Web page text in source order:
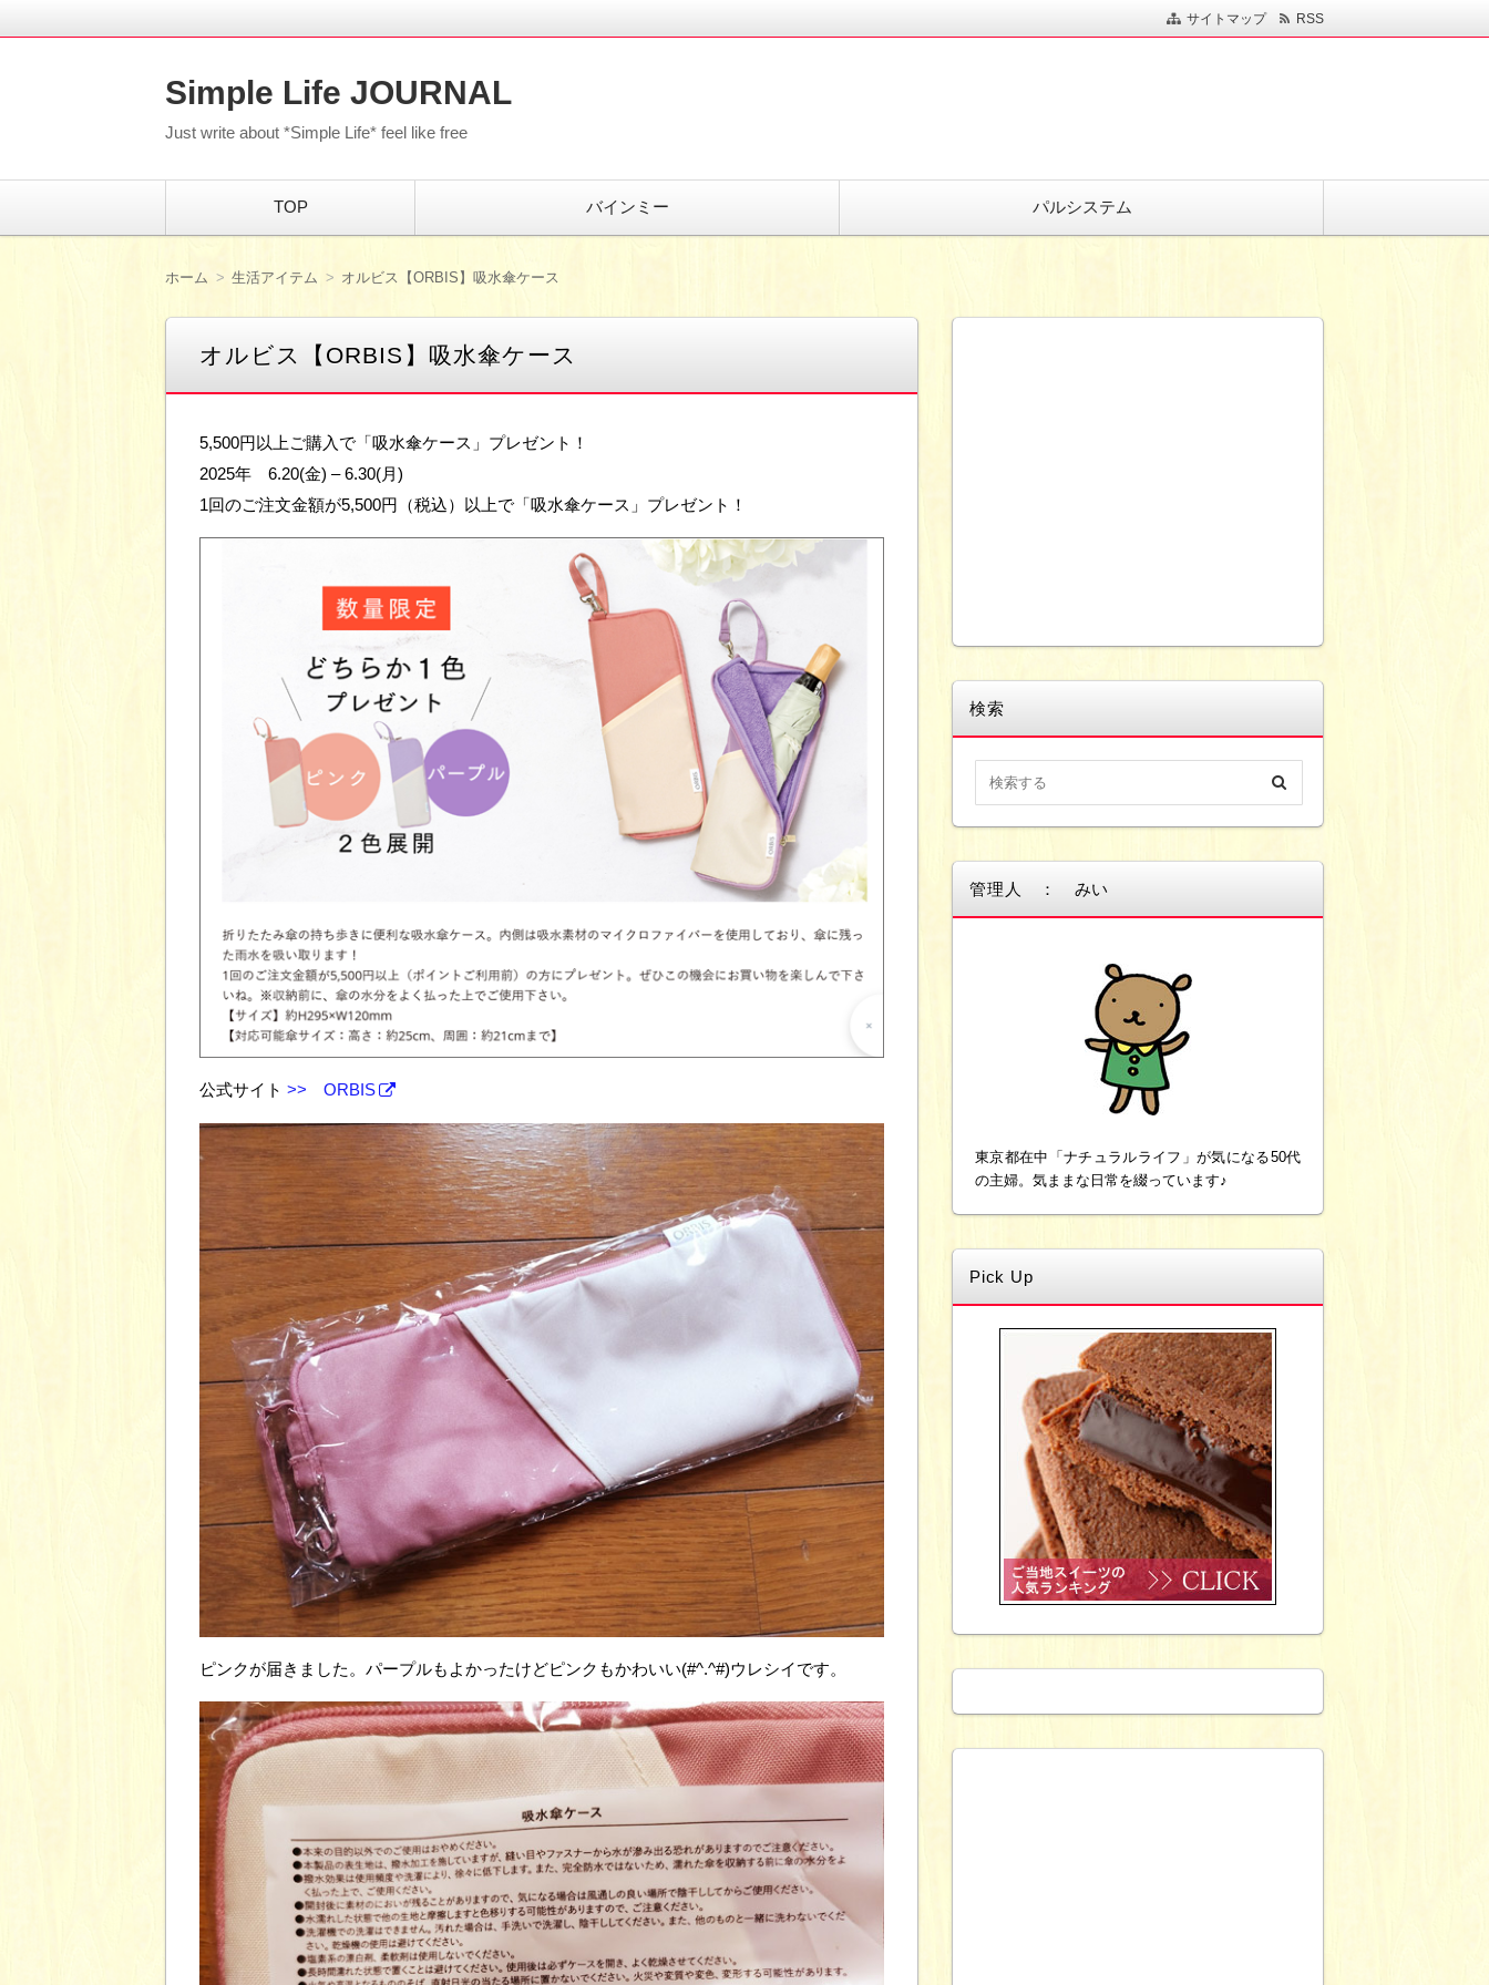
サイトマップ RSS
Simple Life JOURNAL
Just write about *Simple Life* feel like free
TOP バインミー パルシステム
ホーム 生活アイテム オルビス【ORBIS】吸水傘ケース
オルビス【ORBIS】吸水傘ケース
5,500円以上ご購入で「吸水傘ケース」プレゼント！
2025年 6.20(金) – 6.30(月)
1回のご注文金額が5,500円（税込）以上で「吸水傘ケース」プレゼント！
公式サイト >> ORBIS
ピンクが届きました。パープルもよかったけどピンクもかわいい(#^.^#)ウレシイです。
検索
管理人 ： みい
東京都在中「ナチュラルライフ」が気になる50代
の主婦。気ままな日常を綴っています♪
Pick Up